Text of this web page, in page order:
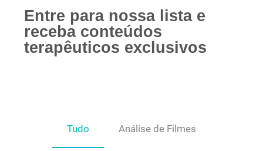
Entre para nossa lista e
receba conteúdos
terapêuticos exclusivos
Tudo Análise de Filmes